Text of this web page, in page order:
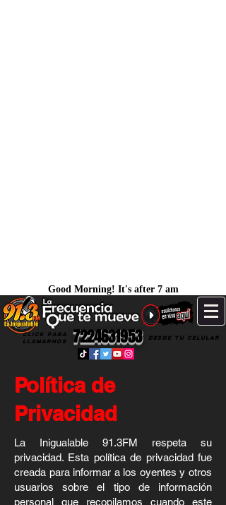
Good Morning! It's after 7 am
7224631953
CLICK PARA
LLAMARNOS
DESDE TU CELULAR
Política de
Privacidad
La Inigualable 91.3FM respeta su
privacidad. Esta política de privacidad fue
creada para informar a los oyentes y otros
usuarios sobre el tipo de información
personal que recopilamos cuando este